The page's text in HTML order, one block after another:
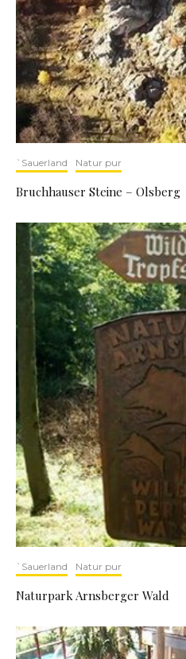
`Sauerland Natur pur
Bruchhauser Steine – Olsberg
`Sauerland Natur pur
Naturpark Arnsberger Wald